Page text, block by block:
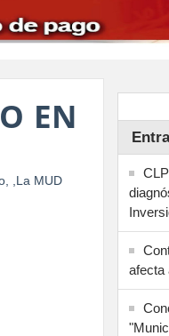
EN
afecta